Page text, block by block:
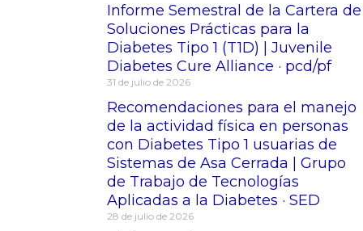
Informe Semestral de la Cartera de
Soluciones Prácticas para la
Diabetes Tipo 1 (T1D) | Juvenile
Diabetes Cure Alliance · pcd/pf
31 de julio de 2026
Recomendaciones para el manejo
de la actividad física en personas
con Diabetes Tipo 1 usuarias de
Sistemas de Asa Cerrada | Grupo
de Trabajo de Tecnologías
Aplicadas a la Diabetes · SED
28 de julio de 2026